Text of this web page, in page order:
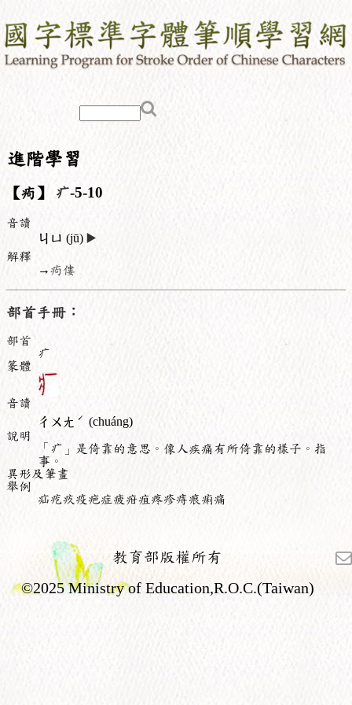
進階學習
【痀】 疒-5-10
音讀
ㄐㄩ (jū) ▶️
解釋
→痀僂
部首手冊：
部首
疒
篆體
音讀
ㄔㄨㄤ ˊ (chuáng)
說明
「疒」是倚靠的意思。像人疾痛有所倚靠的樣子。指
事。
異形及筆畫
舉例
疝疙疚疫疤症疲疳疽疼疹痔痕痢痛
教育部版權所有
©2025 Ministry of Education,R.O.C.(Taiwan)